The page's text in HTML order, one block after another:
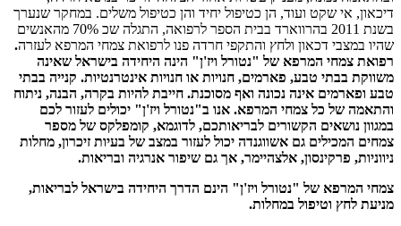
דיכאון, אי שקט ועוד, הן כטיפול יחיד והן כטיפול משלים. במחקר שנערך
בשנת 2011 בהרווארד בבית הספר לרפואה, התגלה שכ 70% מהאנשים
שהיו במצבי דכאון ולחץ והתקפי חרדה פנו לרפואת צמחי המרפא לעזרה.
רפואת צמחי המרפא של "נטורל ויז'ן" הינה היחידה בישראל שאינה
משווקת בבתי טבע, פארמים, חנויות או חנויות אינטרנטיות. קנייה בבתי
טבע ופארמים אינה נכונה ואף מסוכנת. חייבת להיות בקרה, הבנה, ניתוח
והתאמה של כל צמחי המרפא. אנו ב"נטורל ויז'ן" יכולים לעזור לכם
במגוון נושאים הקשורים לבריאותכם, לדוגמא, קומפלקס של מספר
צמחים המכילים גם אשווגנדה יכול לעזור במצב של בעיות זיכרון, מחלות
ניווניות, פרקינסון, אלצהיימר, אך גם שיפור אנרגיה ובריאות.
צמחי המרפא של "נטורל ויז'ן" הינם הדרך היחידה בישראל לבריאות,
מניעת לחץ וטיפול במחלות.